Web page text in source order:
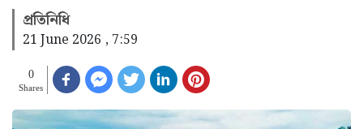
প্রতিনিধি
21 June 2026 , 7:59
0
Shares